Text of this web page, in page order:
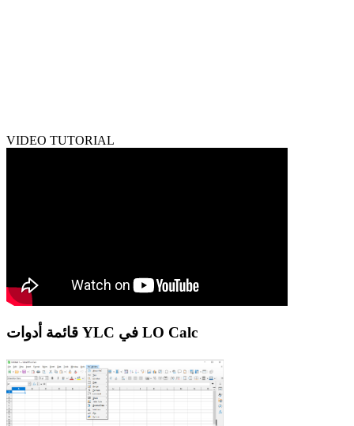
VIDEO TUTORIAL
قائمة أدوات YLC في LO Calc